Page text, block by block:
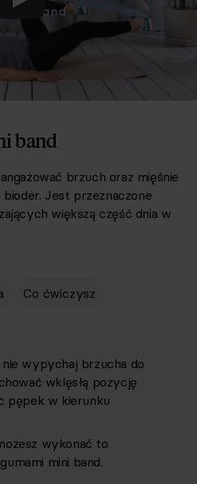
Odtwórz
band
brzuch oraz mięśnie
bioder. Jest przeznaczone
większą część dnia w
Co ćwiczysz
wypychaj brzucha do
wklęsłą pozycję
pępek w kierunku
wykonać to
mini band.